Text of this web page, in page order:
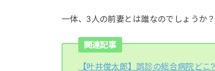
一体、3人の前妻とは誰なのでしょうか？
関連記事
【叶井俊太郎】誤診の総合病院ど